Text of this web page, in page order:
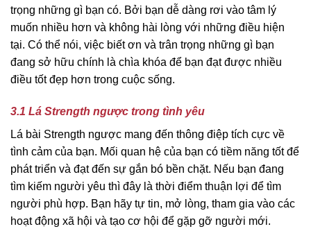
trọng những gì bạn có. Bởi bạn dễ dàng rơi vào tâm lý
muốn nhiều hơn và không hài lòng với những điều hiện
tại. Có thể nói, việc biết ơn và trân trọng những gì bạn
đang sở hữu chính là chìa khóa để bạn đạt được nhiều
điều tốt đẹp hơn trong cuộc sống.
3.1 Lá Strength ngược trong tình yêu
Lá bài Strength ngược mang đến thông điệp tích cực về
tình cảm của bạn. Mối quan hệ của bạn có tiềm năng tốt để
phát triển và đạt đến sự gắn bó bền chặt. Nếu bạn đang
tìm kiếm người yêu thì đây là thời điểm thuận lợi để tìm
người phù hợp. Bạn hãy tự tin, mở lòng, tham gia vào các
hoạt động xã hội và tạo cơ hội để gặp gỡ người mới.